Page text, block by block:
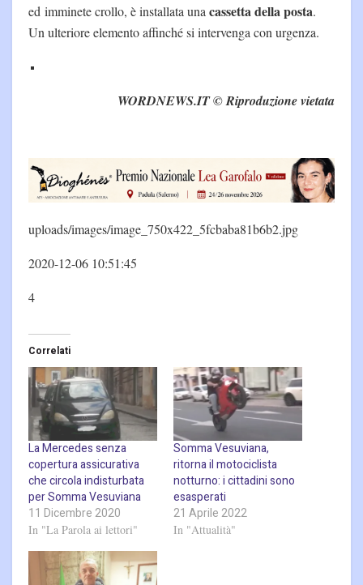
ed imminete crollo, è installata una cassetta della posta.
Un ulteriore elemento affinché si intervenga con urgenza.
WORDNEWS.IT © Riproduzione vietata
uploads/images/image_750x422_5fcbaba81b6b2.jpg
2020-12-06 10:51:45
4
Correlati
La Mercedes senza
copertura assicurativa
che circola indisturbata
per Somma Vesuviana
11 Dicembre 2020
In "La Parola ai lettori"
Somma Vesuviana,
ritorna il motociclista
notturno: i cittadini sono
esasperati
21 Aprile 2022
In "Attualità"